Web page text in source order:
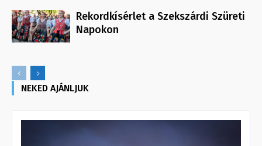
Rekordkísérlet a Szekszárdi Szüreti
Napokon
NEKED AJÁNLJUK